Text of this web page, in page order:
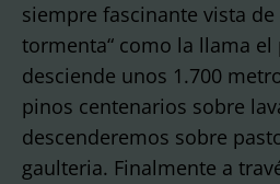
siempre fascinante vista de
tormenta“ como la llama el
desciende unos 1.700
pinos centenarios sobre
descenderemos sobre
gaulteria. Finalmente a